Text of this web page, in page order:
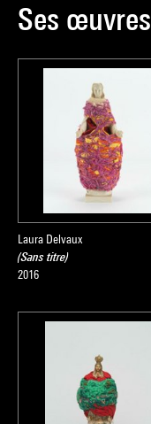
Ses œuvres
Laura Delvaux
(Sans titre)
2016